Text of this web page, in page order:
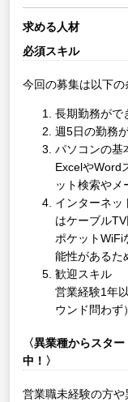
求める人材
必須スキル
今回の募集は以下の
長期勤務がで
週5日の勤務
パソコンの基
ExcelやWord
ット検索やメ
インターネッ
はケーブルTV
ポケットWiFi
能性があるた
歓迎スキル
営業経験1年
ウンド問わず
〈異業種からスタ
中！〉
営業職未経験の方